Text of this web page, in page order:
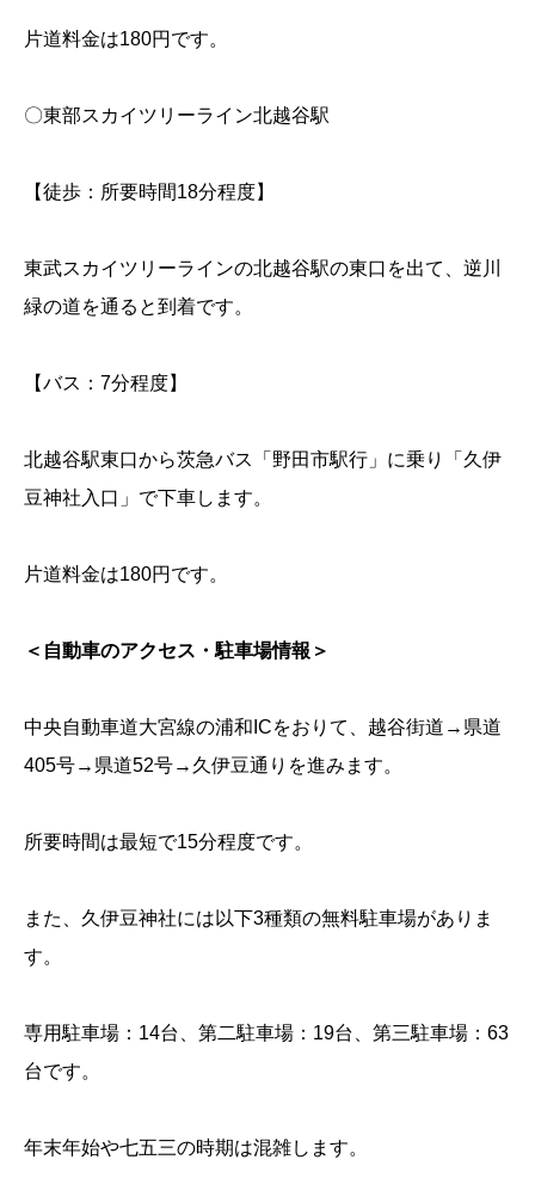
片道料金は180円です。
〇東部スカイツリーライン北越谷駅
【徒歩：所要時間18分程度】
東武スカイツリーラインの北越谷駅の東口を出て、逆川
緑の道を通ると到着です。
【バス：7分程度】
北越谷駅東口から茨急バス「野田市駅行」に乗り「久伊
豆神社入口」で下車します。
片道料金は180円です。
＜自動車のアクセス・駐車場情報＞
中央自動車道大宮線の浦和ICをおりて、越谷街道→県道
405号→県道52号→久伊豆通りを進みます。
所要時間は最短で15分程度です。
また、久伊豆神社には以下3種類の無料駐車場がありま
す。
専用駐車場：14台、第二駐車場：19台、第三駐車場：63
台です。
年末年始や七五三の時期は混雑します。